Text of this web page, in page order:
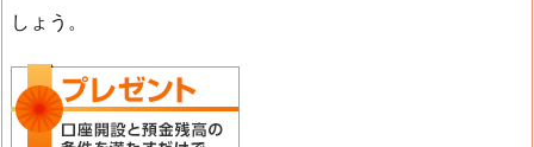
しょう。